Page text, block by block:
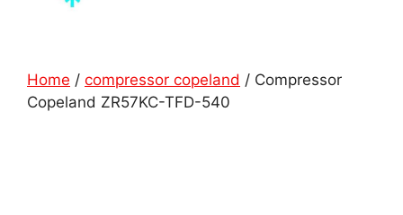
Home / compressor copeland / Compressor
Copeland ZR57KC-TFD-540